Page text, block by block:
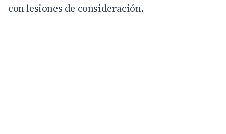
con lesiones de consideración.